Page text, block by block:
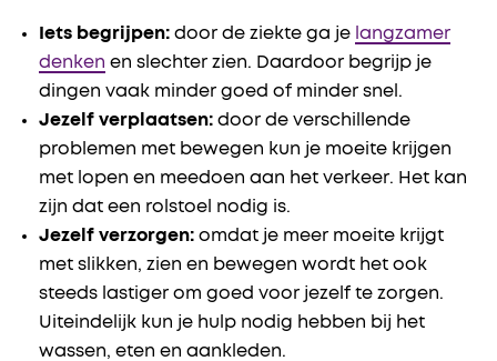
Iets begrijpen: door de ziekte ga je langzamer
denken en slechter zien. Daardoor begrijp je
dingen vaak minder goed of minder snel.
Jezelf verplaatsen: door de verschillende
problemen met bewegen kun je moeite krijgen
met lopen en meedoen aan het verkeer. Het kan
zijn dat een rolstoel nodig is.
Jezelf verzorgen: omdat je meer moeite krijgt
met slikken, zien en bewegen wordt het ook
steeds lastiger om goed voor jezelf te zorgen.
Uiteindelijk kun je hulp nodig hebben bij het
wassen, eten en aankleden.